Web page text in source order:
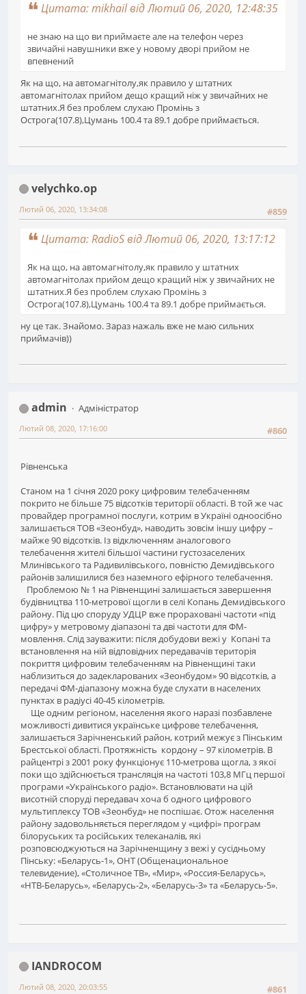
Цитата: mikhail від Лютий 06, 2020, 12:48:35
не знаю на що ви приймаєте але на телефон через
звичайні навушники вже у новому дворі прийом не
впевнений
Як на що, на автомагнітолу,як правило у штатних
автомагнітолах прийом дещо кращий ніж у звичайних не
штатних.Я без проблем слухаю Промінь з
Острога(107.8),Цумань 100.4 та 89.1 добре приймається.
velychko.op
#859
Лютий 06, 2020, 13:34:08
Цитата: RadioS від Лютий 06, 2020, 13:17:12
Як на що, на автомагнітолу,як правило у штатних
автомагнітолах прийом дещо кращий ніж у звичайних не
штатних.Я без проблем слухаю Промінь з
Острога(107.8),Цумань 100.4 та 89.1 добре приймається.
ну це так. Знайомо. Зараз нажаль вже не маю сильних
приймачів))
admin
Адміністратор
#860
Лютий 08, 2020, 17:16:00
Рівненська
Станом на 1 січня 2020 року цифровим телебаченням
покрито не більше 75 відсотків території області. В той же час
провайдер програмної послуги, котрим в Україні одноосібно
залишається ТОВ «Зеонбуд», наводить зовсім іншу цифру –
майже 90 відсотків. Із відключенням аналогового
телебачення жителі більшої частини густозаселених
Млинівського та Радивилівського, повністю Демидівського
районів залишилися без наземного ефірного телебачення.
Проблемою № 1 на Рівненщині залишається завершення
будівництва 110-метрової щогли в селі Копань Демидівського
району. Під цю споруду УДЦР вже прораховані частоти «під
цифру» у метровому діапазоні та дві частоти для ФМ-
мовлення. Слід зауважити: після добудови вежі у Копані та
встановлення на ній відповідних передавачів територія
покриття цифровим телебаченням на Рівненщині таки
наблизиться до задекларованих «Зеонбудом» 90 відсотків, а
передачі ФМ-діапазону можна буде слухати в населених
пунктах в радіусі 40-45 кілометрів.
Ще одним регіоном, населення якого наразі позбавлене
можливості дивитися українське цифрове телебачення,
залишається Зарічненський район, котрий межує з Пінським
Брестської області. Протяжність кордону – 97 кілометрів. В
райцентрі з 2001 року функціонує 110-метрова щогла, з якої
поки що здійснюється трансляція на частоті 103,8 МГц першої
програми «Українського радіо». Встановлювати на цій
висотній споруді передавач хоча б одного цифрового
мультиплексу ТОВ «Зеонбуд» не поспішає. Отож населення
району задовольняється переглядом у «цифрі» програм
білоруських та російських телеканалів, які
розповсюджуються на Зарічненщину з вежі у сусідньому
Пінську: «Беларусь-1», ОНТ (Общенациональное
телевидение), «Столичное ТВ», «Мир», «Россия-Беларусь»,
«НТВ-Беларусь», «Беларусь-2», «Беларусь-3» та «Беларусь-5».
IANDROCOM
#861
Лютий 08, 2020, 20:03:55